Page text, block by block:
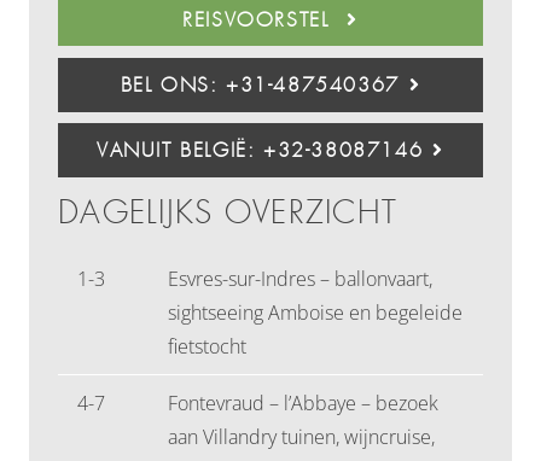
REISVOORSTEL
BEL ONS: +31-487540367
VANUIT BELGIË: +32-38087146
DAGELIJKS OVERZICHT
1-3
Esvres-sur-Indres – ballonvaart,
sightseeing Amboise en begeleide
fietstocht
4-7
Fontevraud – l’Abbaye – bezoek
aan Villandry tuinen, wijncruise,